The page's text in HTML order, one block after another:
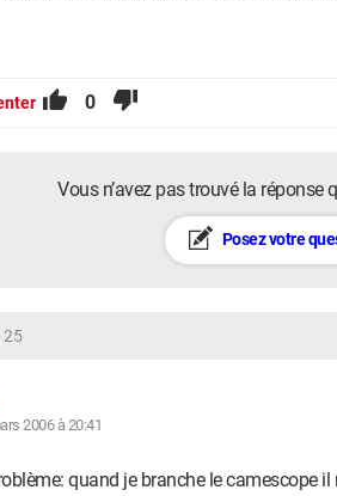
0
Vous n’avez pas trouvé la réponse
Posez votre
25
2006 à 20:41
quand je branche le camescope